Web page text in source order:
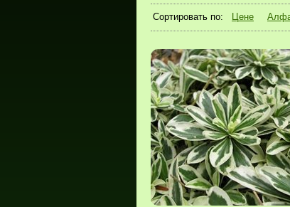
Сортировать по: Цене